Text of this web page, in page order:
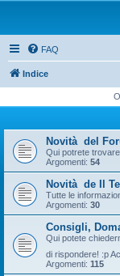
FAQ
Indice
Novità del
Qui potrete
Argomenti: 54
Novità de Il
Tutte le
Argomenti: 30
Consigli,
Qui potete
di rispondere! :p
Argomenti: 115